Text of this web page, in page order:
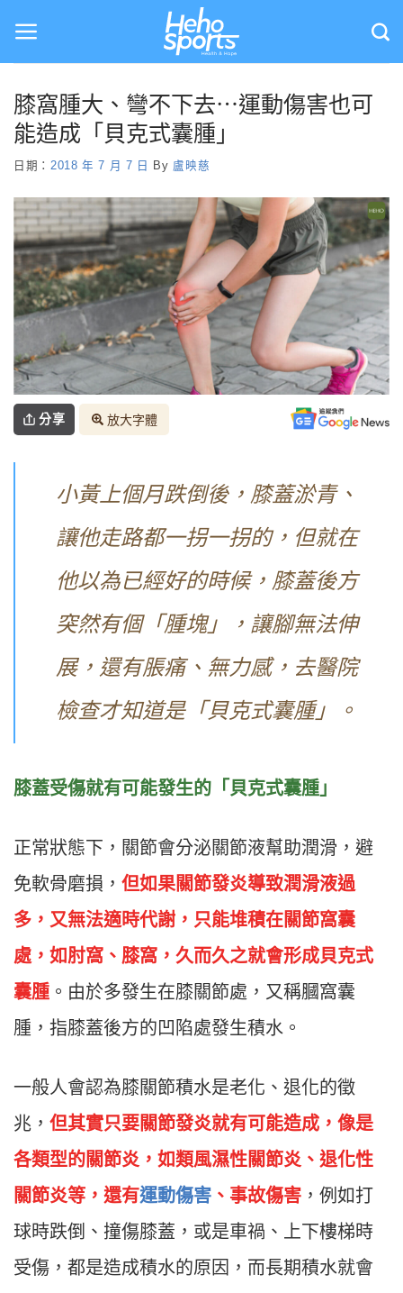
content
膝窩腫大、彎不下去⋯運動傷害也可
能造成「貝克式囊腫」
日期： 2018 年 7 月 7 日 By 盧映慈
分享 放大字體
小黃上個月跌倒後，膝蓋淤青、
讓他走路都一拐一拐的，但就在
他以為已經好的時候，膝蓋後方
突然有個「腫塊」，讓腳無法伸
展，還有脹痛、無力感，去醫院
檢查才知道是「貝克式囊腫」。
膝蓋受傷就有可能發生的「貝克式囊腫」
正常狀態下，關節會分泌關節液幫助潤滑，避
免軟骨磨損， 但如果關節發炎導致潤滑液過
多，又無法適時代謝，只能堆積在關節窩囊
處，如肘窩、膝窩，久而久之就會形成貝克式
囊腫 。由於多發生在膝關節處，又稱膕窩囊
腫，指膝蓋後方的凹陷處發生積水。
一般人會認為膝關節積水是老化、退化的徵
兆， 但其實只要關節發炎就有可能造成，像是
各類型的關節炎，如類風濕性關節炎、退化性
關節炎等，還有運動傷害 、事故傷害 ，例如打
球時跌倒、撞傷膝蓋，或是車禍、上下樓梯時
受傷，都是造成積水的原因，而長期積水就會